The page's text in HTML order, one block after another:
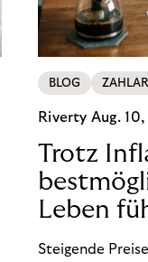
BLOG
Riverty Aug.
Trotz
Leben
Steigende